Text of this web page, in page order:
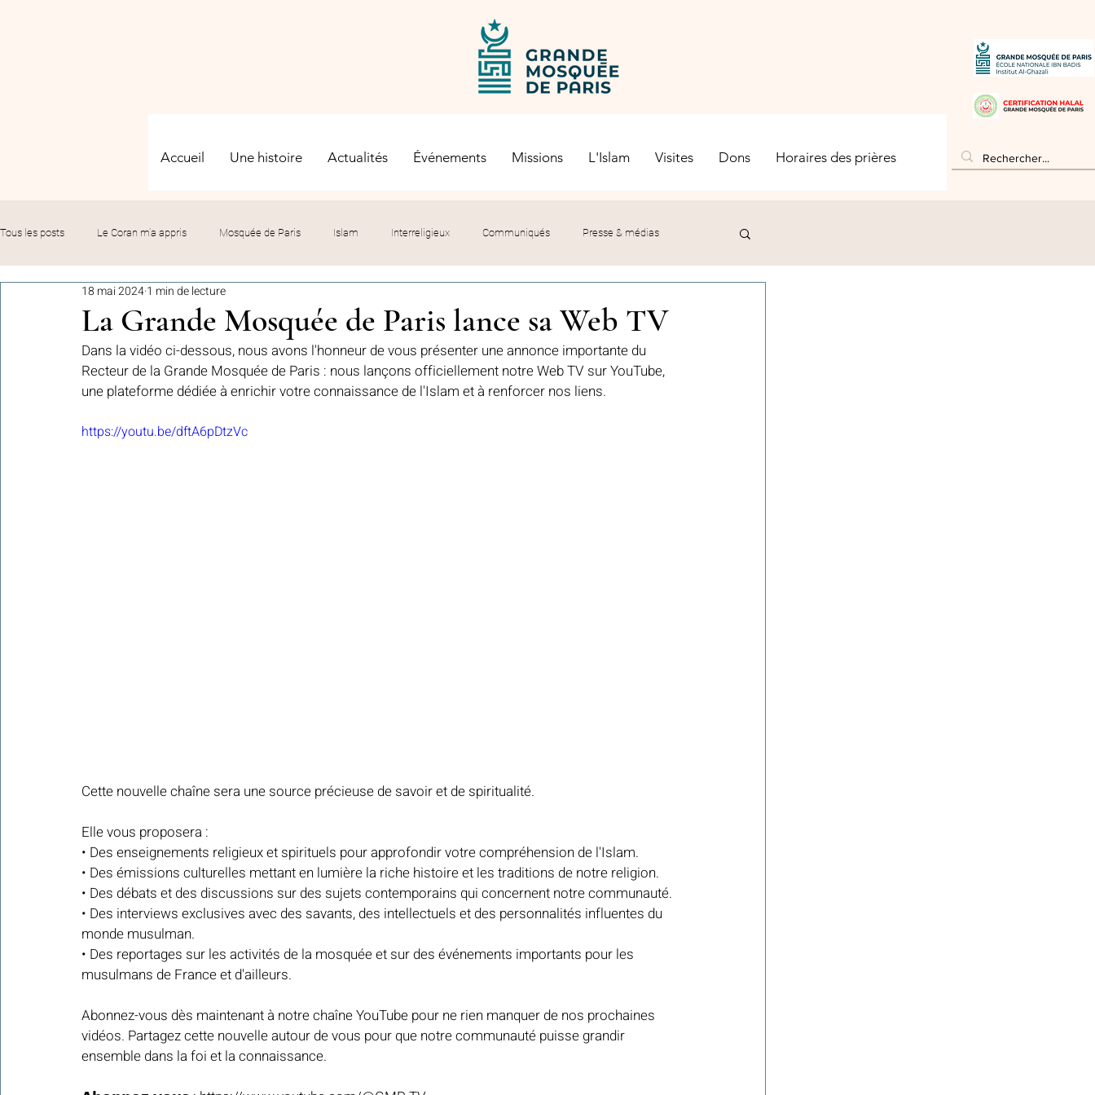
Accueil Une histoire Actualités Événements Missions L'Islam Visites Dons Horaires des prières
Tous les posts Le Coran m’a appris Mosquée de Paris Islam Interreligieux Communiqués Presse & médias
Evénements Solidarité Formation
commémorations Hommage Fédération GMP Le billet du Recteur Histoire Contexte politique
Colonies de vacances Algérie 2024 ​​Focus sur une actualité
La Grande Mosquée de Paris lance sa Web TV
18 mai 20241 min de lecture
Dans la vidéo ci-dessous, nous avons l'honneur de vous présenter une annonce importante du
Recteur de la Grande Mosquée de Paris : nous lançons officiellement notre Web TV sur YouTube,
une plateforme dédiée à enrichir votre connaissance de l'Islam et à renforcer nos liens.
https://youtu.be/dftA6pDtzVc
Cette nouvelle chaîne sera une source précieuse de savoir et de spiritualité.
Elle vous proposera :
• Des enseignements religieux et spirituels pour approfondir votre compréhension de l'Islam.
• Des émissions culturelles mettant en lumière la riche histoire et les traditions de notre religion.
• Des débats et des discussions sur des sujets contemporains qui concernent notre communauté.
• Des interviews exclusives avec des savants, des intellectuels et des personnalités influentes du
monde musulman.
• Des reportages sur les activités de la mosquée et sur des événements importants pour les
musulmans de France et d'ailleurs.
Abonnez-vous dès maintenant à notre chaîne YouTube pour ne rien manquer de nos prochaines
vidéos. Partagez cette nouvelle autour de vous pour que notre communauté puisse grandir
ensemble dans la foi et la connaissance.